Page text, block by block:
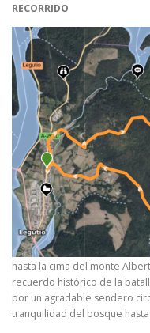
RECORRIDO
hasta la cima del monte
recuerdo histórico de la
por un agradable sendero
tranquilidad del bosque